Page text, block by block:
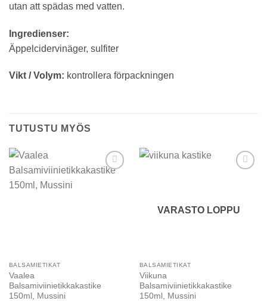
utan att spädas med vatten.
Ingredienser:
Äppelcidervinäger, sulfiter
Vikt / Volym: kontrollera förpackningen
TUTUSTU MYÖS
BALSAMIETIKAT
Vaalea
Balsamiviinietikkakastike
150ml, Mussini
VARASTO LOPPU
BALSAMIETIKAT
Viikuna
Balsamiviinietikkakastike
150ml, Mussini